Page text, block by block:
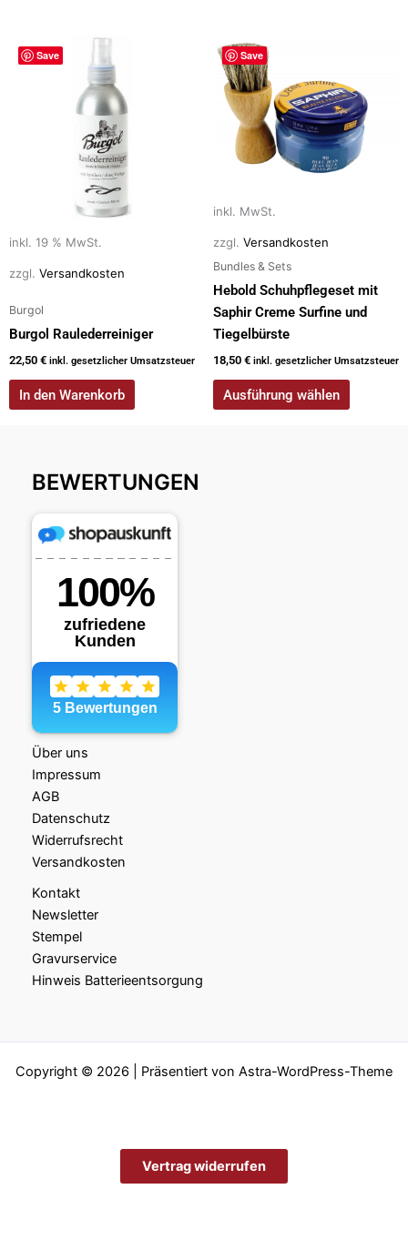
Save
inkl. 19 % MwSt.
zzgl. Versandkosten
Burgol
Burgol Raulederreiniger
22,50 € inkl. gesetzlicher Umsatzsteuer
In den Warenkorb
Save
inkl. MwSt.
zzgl. Versandkosten
Bundles & Sets
Hebold Schuhpflegeset mit
Saphir Creme Surfine und
Tiegelbürste
18,50 € inkl. gesetzlicher Umsatzsteuer
Ausführung wählen
Dieses
Produkt
weist
mehrere
Varianten
können
auf
der
Produktseite
gewählt
werden
BEWERTUNGEN
Über uns
Impressum
AGB
Datenschutz
Widerrufsrecht
Versandkosten
Kontakt
Newsletter
Stempel
Gravurservice
Hinweis Batterieentsorgung
Copyright © 2026 | Präsentiert von Astra-WordPress-Theme
Vertrag widerrufen